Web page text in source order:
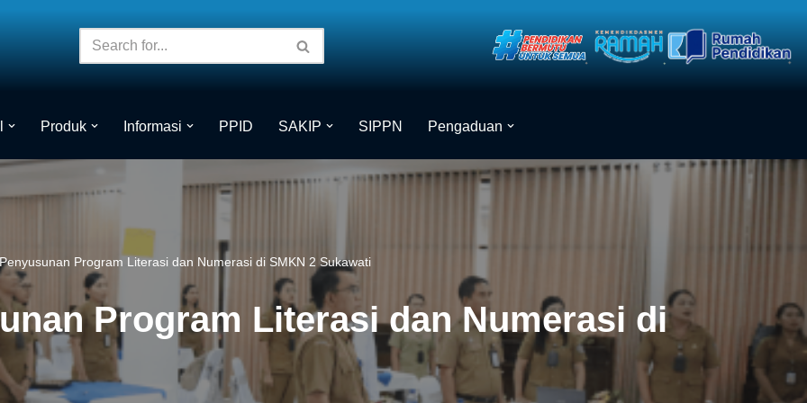
Produk Informasi PPID SAKIP SIPPN Pengaduan
Program Literasi dan Numerasi di SMKN 2 Sukawati
Program Literasi dan Numerasi di